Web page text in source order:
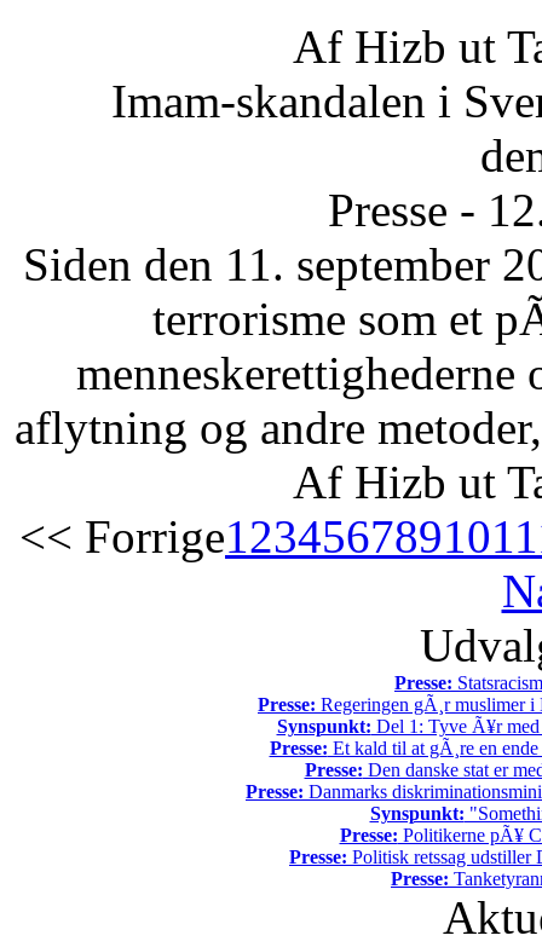
Af Hizb ut
Imam-skandalen i
Presse -
Siden den 11. september
terrorisme som et
aflytning og andre
Af Hizb ut
<< Forrige1234567891011
Presse:
Presse: Regeringen gÃ¸r muslimer
Synspunkt: Del 1: Tyve Ã¥r med
Presse: Et kald til at gÃ¸re en
Presse: Den danske stat er
Presse: Danmarks
Synspunkt:
Presse: Politikerne pÃ¥
Presse: Politisk retssag udstiller
Presse: